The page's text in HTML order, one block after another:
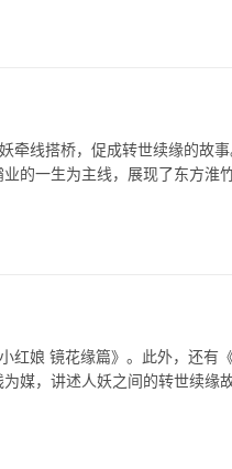
牵线搭桥，促成转世续缘的故
的一生为主线，展现了东方淮
红娘 镜花缘篇》。此外，还有
媒，讲述人妖之间的转世续缘